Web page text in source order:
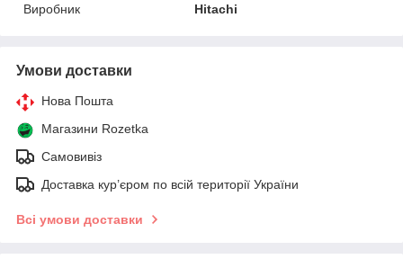
Виробник
Hitachi
Умови доставки
Нова Пошта
Магазини Rozetka
Самовивіз
Доставка кур’єром по всій території України
Всі умови доставки